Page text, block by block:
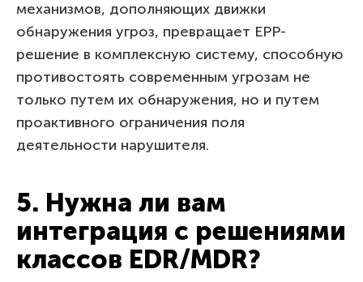
механизмов, дополняющих движки
обнаружения угроз, превращает EPP-
решение в комплексную систему, способную
противостоять современным угрозам не
только путем их обнаружения, но и путем
проактивного ограничения поля
деятельности нарушителя.
5. Нужна ли вам
интеграция с решениями
классов EDR/MDR?